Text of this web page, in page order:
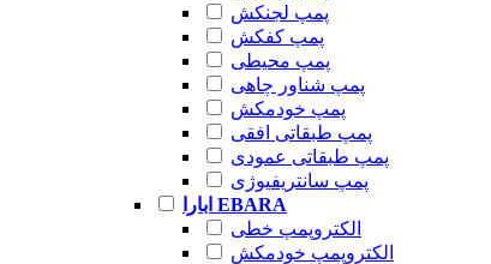
پمپ لجنکش
پمپ کفکش
پمپ محیطی
پمپ شناور چاهی
پمپ خودمکش
پمپ طبقاتی افقی
پمپ طبقاتی عمودی
پمپ سانتریفیوژی
ابارا EBARA
الکتروپمپ خطی
الکتروپمپ خودمکش